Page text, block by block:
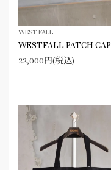
WEST FALL
WESTFALL PATCH CAP
22,000円(税込)